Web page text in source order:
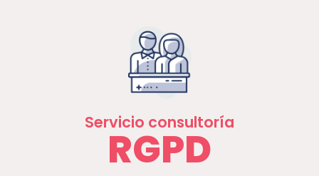
Servicio consultoría
RGPD